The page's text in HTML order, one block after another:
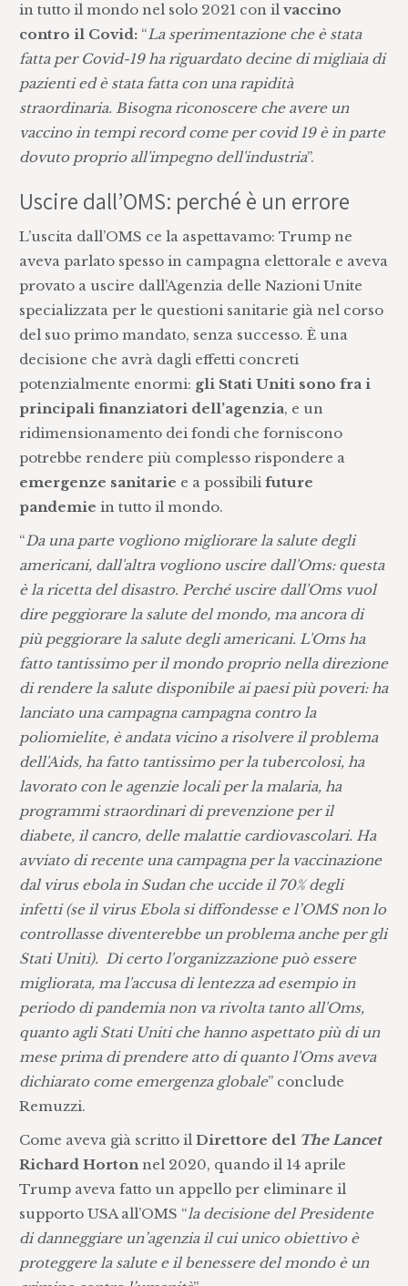
in tutto il mondo nel solo 2021 con ilvaccino
contro il Covid: “La sperimentazione che è stata
fatta per Covid-19 ha riguardato decine di migliaia di
pazienti ed è stata fatta con una rapidità
straordinaria. Bisogna riconoscere che avere un
vaccino in tempi record come per covid 19 è in parte
dovuto proprio all'impegno dell'industria”.
Uscire dall’OMS: perché è un errore
L’uscita dall’OMS ce la aspettavamo: Trump ne
aveva parlato spesso in campagna elettorale e aveva
provato a uscire dall’Agenzia delle Nazioni Unite
specializzata per le questioni sanitarie già nel corso
del suo primo mandato, senza successo. È una
decisione che avrà dagli effetti concreti
potenzialmente enormi: gli Stati Uniti sono fra i
principali finanziatori dell’agenzia, e un
ridimensionamento dei fondi che forniscono
potrebbe rendere più complesso rispondere a
emergenze sanitarie e a possibilifuture
pandemie in tutto il mondo.
“Da una parte vogliono migliorare la salute degli
americani, dall'altra vogliono uscire dall'Oms: questa
è la ricetta del disastro. Perché uscire dall'Oms vuol
dire peggiorare la salute del mondo, ma ancora di
più peggiorare la salute degli americani. L'Oms ha
fatto tantissimo per il mondo proprio nella direzione
di rendere la salute disponibile ai paesi più poveri: ha
lanciato una campagna campagna contro la
poliomielite, è andata vicino a risolvere il problema
dell'Aids, ha fatto tantissimo per la tubercolosi, ha
lavorato con le agenzie locali per la malaria, ha
programmi straordinari di prevenzione per il
diabete, il cancro, delle malattie cardiovascolari. Ha
avviato di recente una campagna per la vaccinazione
dal virus ebola in Sudan che uccide il 70% degli
infetti (se il virus Ebola si diffondesse e l’OMS non lo
controllasse diventerebbe un problema anche per gli
Stati Uniti). Di certo l'organizzazione può essere
migliorata, ma l'accusa di lentezza ad esempio in
periodo di pandemia non va rivolta tanto all'Oms,
quanto agli Stati Uniti che hanno aspettato più di un
mese prima di prendere atto di quanto l'Oms aveva
dichiarato come emergenza globale” conclude
Remuzzi.
Come aveva già scritto ilDirettore del The Lancet
Richard Hortonnel 2020, quando il 14 aprile
Trump aveva fatto un appello per eliminare il
supporto USA all’OMS “la decisione del Presidente
di danneggiare un’agenzia il cui unico obiettivo è
proteggere la salute e il benessere del mondo è un